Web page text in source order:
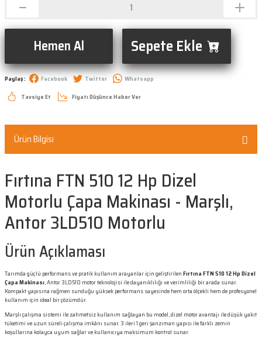
Hemen Al Sepete Ekle
Paylaş : Facebook Twitter
Whatsapp
Tavsiye Et
Fiyatı Düşünce Haber Ver
Ürün Bilgisi
Fırtına FTN 510 12 Hp Dizel
Motorlu Çapa Makinası - Marşlı,
Antor 3LD510 Motorlu
Ürün Açıklaması
Tarımda güçlü performans ve pratik kullanım arayanlar için geliştirilenFırtına FTN 510 12 Hp Dizel
Çapa Makinası, Antor 3LD510 motor teknolojisi ile dayanıklılığı ve verimliliği bir arada sunar.
Kompakt yapısına rağmen sunduğu yüksek performans sayesinde hem orta ölçekli hem de profesyonel
kullanım için ideal bir çözümdür.
Marşlı çalışma sistemi ile zahmetsiz kullanım sağlayan bu model, dizel motor avantajı ile düşük yakıt
tüketimi ve uzun süreli çalışma imkânı sunar. 3 ileri 1 geri şanzıman yapısı ile farklı zemin
koşullarına kolayca uyum sağlar ve kullanıcıya maksimum kontrol sunar.